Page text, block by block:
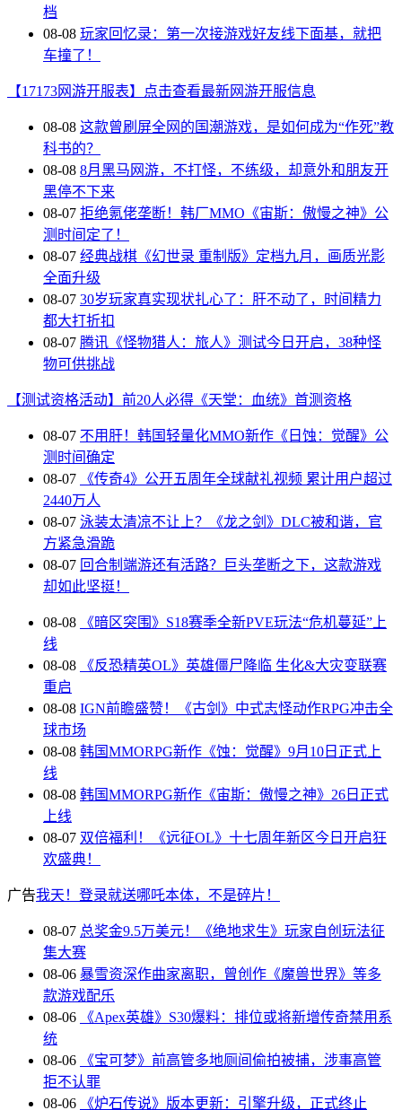
档
08-08 玩家回忆录：第一次接游戏好友线下面基，就把
车撞了！
【17173网游开服表】点击查看最新网游开服信息
08-08 这款曾刷屏全网的国潮游戏，是如何成为“作死”教
科书的？
08-08 8月黑马网游，不打怪，不练级，却意外和朋友开
黑停不下来
08-07 拒绝氪佬垄断！韩厂MMO《宙斯：傲慢之神》公
测时间定了！
08-07 经典战棋《幻世录 重制版》定档九月，画质光影
全面升级
08-07 30岁玩家真实现状扎心了：肝不动了，时间精力
都大打折扣
08-07 腾讯《怪物猎人：旅人》测试今日开启，38种怪
物可供挑战
【测试资格活动】前20人必得《天堂：血统》首测资格
08-07 不用肝！韩国轻量化MMO新作《日蚀：觉醒》公
测时间确定
08-07
《传奇4》公开五周年全球献礼视频 累计用户超过
2440万人
08-07 泳装太清凉不让上？《龙之剑》DLC被和谐，官
方紧急滑跪
08-07 回合制端游还有活路？巨头垄断之下，这款游戏
却如此坚挺！
08-08
《暗区突围》S18赛季全新PVE玩法“危机蔓延”上
线
08-08
《反恐精英OL》英雄僵尸降临 生化&大灾变联赛
重启
08-08 IGN前瞻盛赞！《古剑》中式志怪动作RPG冲击全
球市场
08-08 韩国MMORPG新作《蚀：觉醒》9月10日正式上
线
08-08 韩国MMORPG新作《宙斯：傲慢之神》26日正式
上线
08-07 双倍福利！《远征OL》十七周年新区今日开启狂
欢盛典！
广告我天！登录就送哪吒本体，不是碎片！
08-07 总奖金9.5万美元！《绝地求生》玩家自创玩法征
集大赛
08-06 暴雪资深作曲家离职，曾创作《魔兽世界》等多
款游戏配乐
08-06
《Apex英雄》S30爆料：排位或将新增传奇禁用系
统
08-06
《宝可梦》前高管多地厕间偷拍被捕，涉事高管
拒不认罪
08-06
《炉石传说》版本更新：引擎升级，正式终止